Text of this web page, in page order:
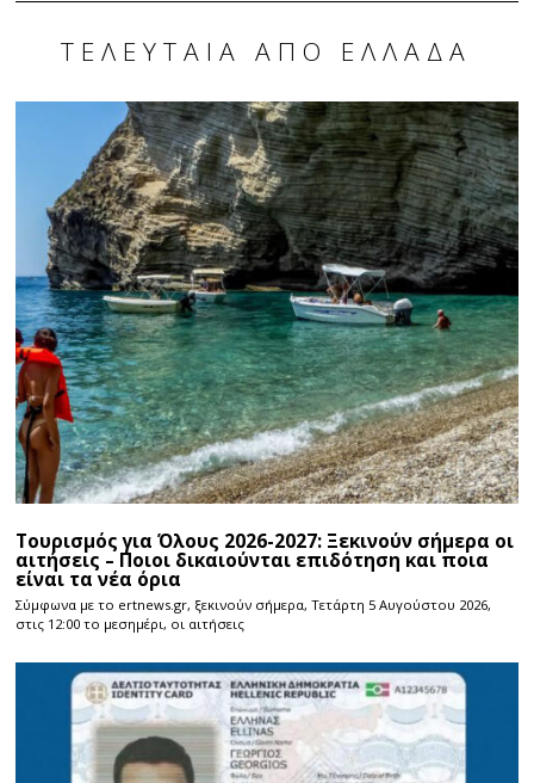
ΤΕΛΕΥΤΑΊΑ ΑΠΌ ΕΛΛΆΔΑ
Τουρισμός για Όλους 2026-2027: Ξεκινούν σήμερα οι
αιτήσεις – Ποιοι δικαιούνται επιδότηση και ποια
είναι τα νέα όρια
Σύμφωνα με το ertnews.gr, ξεκινούν σήμερα, Τετάρτη 5 Αυγούστου 2026,
στις 12:00 το μεσημέρι, οι αιτήσεις